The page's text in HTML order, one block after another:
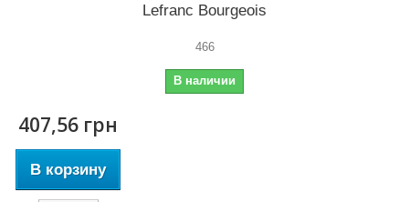
Lefranc Bourgeois
466
В наличии
407,56 грн
В корзину